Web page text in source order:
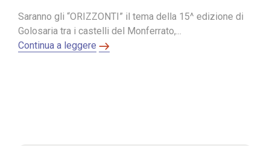
Saranno gli “ORIZZONTI” il tema della 15^ edizione di
Golosaria tra i castelli del Monferrato,...
Continua a leggere